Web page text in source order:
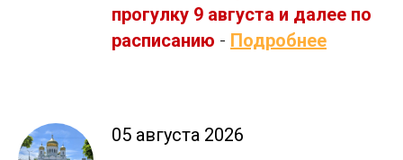
прогулку 9 августа и далее по
расписанию - Подробнее
05 августа 2026